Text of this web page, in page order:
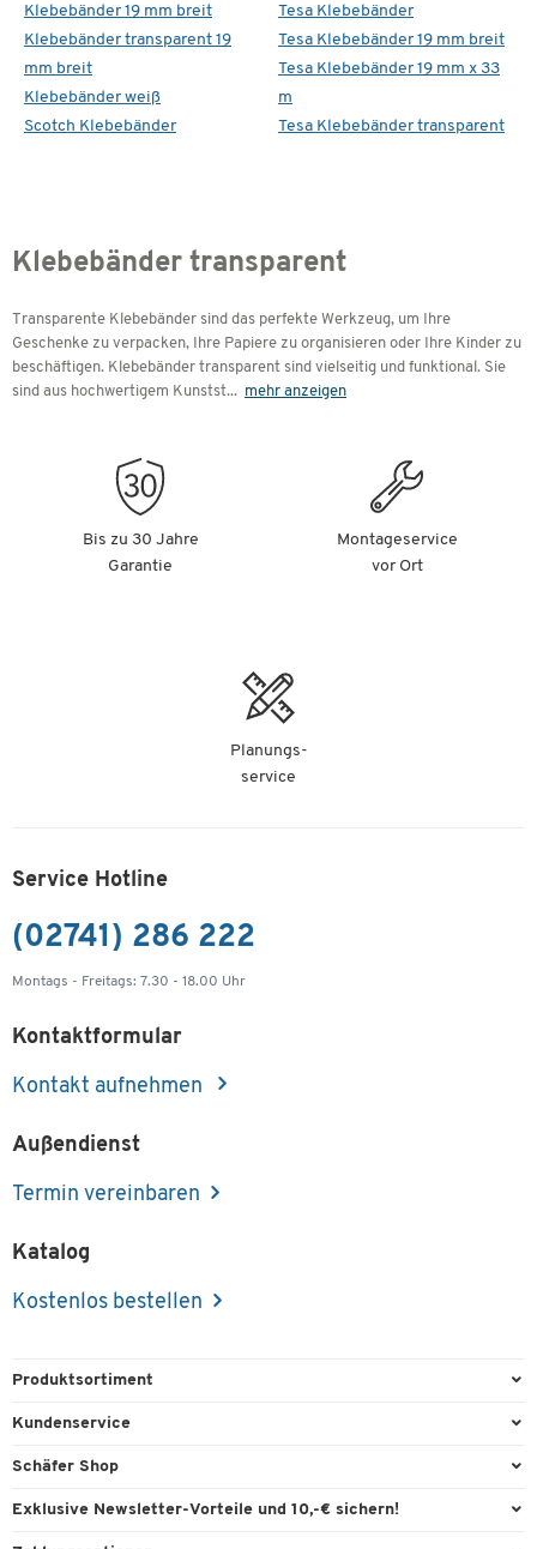
Klebebänder 19 mm breit
Klebebänder transparent 19
mm breit
Klebebänder weiß
Scotch Klebebänder
Tesa Klebebänder
Tesa Klebebänder 19 mm breit
Tesa Klebebänder 19 mm x 33
m
Tesa Klebebänder transparent
Klebebänder transparent
Transparente Klebebänder sind das perfekte Werkzeug, um Ihre
Geschenke zu verpacken, Ihre Papiere zu organisieren oder Ihre Kinder zu
beschäftigen. Klebebänder transparent sind vielseitig und funktional. Sie
sind aus hochwertigem Kunstst... mehr anzeigen
Bis zu 30 Jahre
Garantie
Montageservice
vor Ort
Planungs-
service
Service Hotline
(02741) 286 222
Montags - Freitags: 7.30 - 18.00 Uhr
Kontaktformular
Kontakt aufnehmen
Außendienst
Termin vereinbaren
Katalog
Kostenlos bestellen
Produktsortiment
Büroausstattung
Kundenservice
Direktbestellung
Schäfer Shop
Services & Leistungen
Exklusive Newsletter-Vorteile und 10,-€ sichern!
Willkommensgutschein